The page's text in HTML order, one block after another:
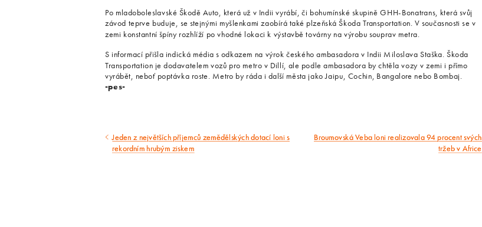
Po mladoboleslavské Škodě Auto, která už v Indii vyrábí, či bohumínské skupině GHH-Bonatrans, která svůj
závod teprve buduje, se stejnými myšlenkami zaobírá také plzeňská Škoda Transportation. V současnosti se v
zemi konstantní špíny rozhlíží po vhodné lokaci k výstavbě továrny na výrobu souprav metra.
S informací přišla indická média s odkazem na výrok českého ambasadora v Indii Miloslava Staška. Škoda
Transportation je dodavatelem vozů pro metro v Dillí, ale podle ambasadora by chtěla vozy v zemi i přímo
vyrábět, neboť poptávka roste. Metro by ráda i další města jako Jaipu, Cochin, Bangalore nebo Bombaj.
-pes-
Předcházející
Jeden z největších příjemců zemědělských dotací loni s
rekordním hrubým ziskem
Následující
Broumovská Veba loni realizovala 94 procent svých
tržeb v Africe